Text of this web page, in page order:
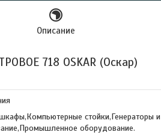
Описание
718 OSKAR (Оскар)
стойки,Генераторы
оборудование.